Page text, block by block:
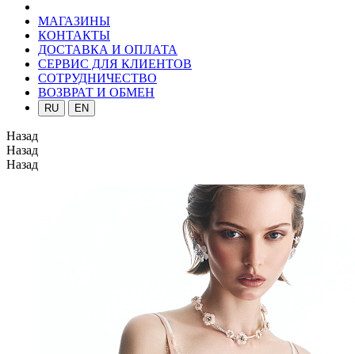
МАГАЗИНЫ
КОНТАКТЫ
ДОСТАВКА И ОПЛАТА
СЕРВИС ДЛЯ КЛИЕНТОВ
СОТРУДНИЧЕСТВО
ВОЗВРАТ И ОБМЕН
RU EN
Назад
Назад
Назад